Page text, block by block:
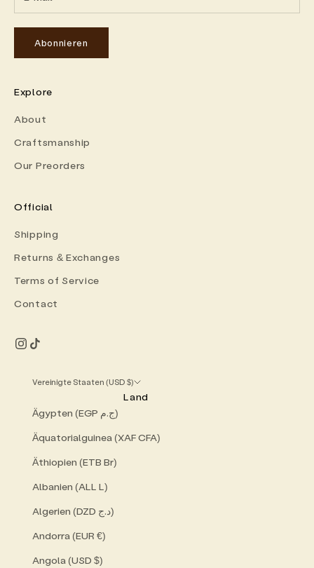
Abonnieren
Explore
About
Craftsmanship
Our Preorders
Official
Shipping
Returns & Exchanges
Terms of Service
Contact
Vereinigte Staaten (USD $)
Land
Ägypten (EGP ج.م)
Äquatorialguinea (XAF CFA)
Äthiopien (ETB Br)
Albanien (ALL L)
Algerien (DZD د.ج)
Andorra (EUR €)
Angola (USD $)